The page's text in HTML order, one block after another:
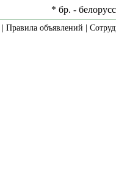
* бр. -
Правила объявлений